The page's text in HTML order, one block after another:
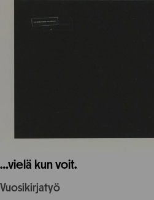
…vielä kun voit.
Vuosikirjatyö